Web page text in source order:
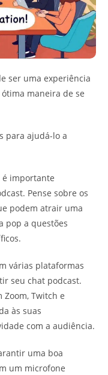
ser uma experiência
maneira de se
para ajudá-lo a
é importante
Pense sobre os
podem atrair uma
pop a questões
várias plataformas
seu chat podcast.
Twitch e
às suas
com a audiência.
uma boa
um microfone